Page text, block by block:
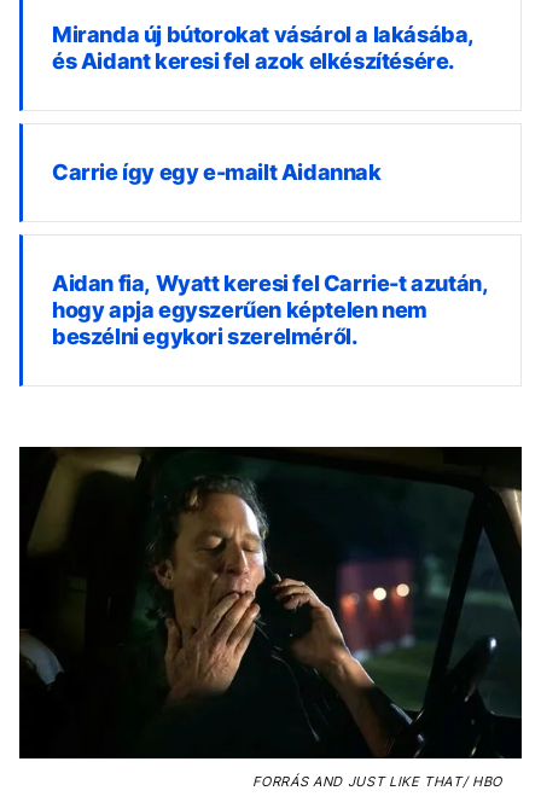
Miranda új bútorokat vásárol a lakásába,
és Aidant keresi fel azok elkészítésére.
Carrie így egy e-mailt Aidannak
Aidan fia, Wyatt keresi fel Carrie-t azután,
hogy apja egyszerűen képtelen nem
beszélni egykori szerelméről.
FORRÁSAND JUST LIKE THAT/ HBO